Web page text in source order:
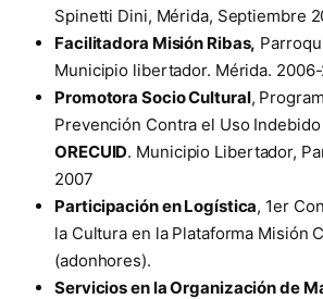
Spinetti Dini, Mérida, Septiembre
Facilitadora Misión Ribas,
Municipio libertador. Mérida.
Promotora Socio Cultural,
Prevención Contra el Uso
ORECUID. Municipio Libertador,
2007
Participación en Logística, 1er
la Cultura en la Plataforma Misión
(adonhores).
Servicios en la Organización de